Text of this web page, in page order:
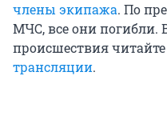
члены экипажа. По
МЧС, все они погибли.
происшествия
трансляции.